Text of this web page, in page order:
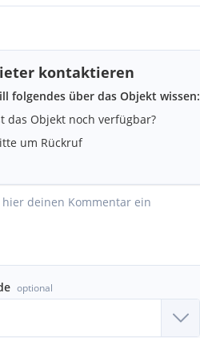
kontaktieren
folgendes über das Objekt wissen:
das Objekt noch verfügbar?
um Rückruf
optional